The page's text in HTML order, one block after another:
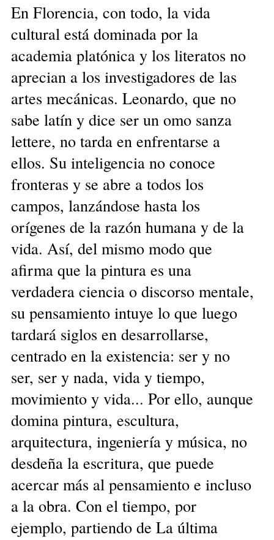
En Florencia, con todo, la vida
cultural está dominada por la
academia platónica y los literatos no
aprecian a los investigadores de las
artes mecánicas. Leonardo, que no
sabe latín y dice ser un omo sanza
lettere, no tarda en enfrentarse a
ellos. Su inteligencia no conoce
fronteras y se abre a todos los
campos, lanzándose hasta los
orígenes de la razón humana y de la
vida. Así, del mismo modo que
afirma que la pintura es una
verdadera ciencia o discorso mentale,
su pensamiento intuye lo que luego
tardará siglos en desarrollarse,
centrado en la existencia: ser y no
ser, ser y nada, vida y tiempo,
movimiento y vida... Por ello, aunque
domina pintura, escultura,
arquitectura, ingeniería y música, no
desdeña la escritura, que puede
acercar más al pensamiento e incluso
a la obra. Con el tiempo, por
ejemplo, partiendo de La última